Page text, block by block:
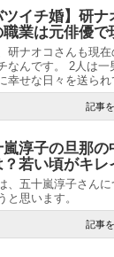
ツイチ婚】研
職業は元俳優で
研ナオコさんも現
なんです。 2人は一
幸せな日々を送ら
記事
嵐淳子の旦那
若い頃がキレ
、五十嵐淳子さん
と思います。
記事